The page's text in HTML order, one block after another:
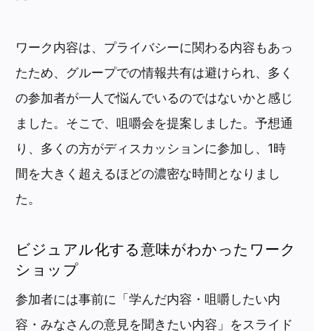
ワーク内容は、プライバシーに関わる内容もあっ
たため、グループでの情報共有は避けられ、多く
の参加者が一人で悩んでいるのではないかと感じ
ました。そこで、咀嚼会を提案しました。予想通
り、多くの方がディスカッションに参加し、1時
間を大きく超えるほどの濃密な時間となりまし
た。
ビジュアル化する意味がわかったワーク
ショップ
参加者には事前に「学んだ内容・咀嚼したい内
容・みなさんの意見を聞きたい内容」をスライド